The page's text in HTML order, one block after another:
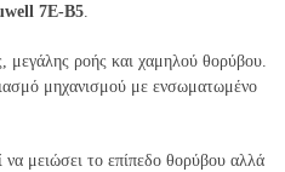
7E-B5
μεγάλης ροής και χαμηλού θορύβου.
μηχανισμού με ενσωματωμένο
μειώσει το επίπεδο θορύβου αλλά